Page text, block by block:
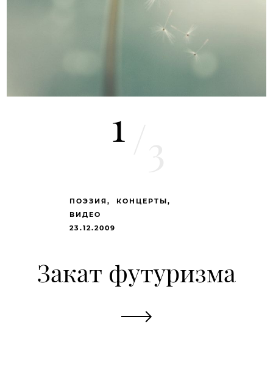
1
ПОЭЗИЯ
КОНЦЕРТЫ
ВИДЕО
23.12.2009
Закат футуризма